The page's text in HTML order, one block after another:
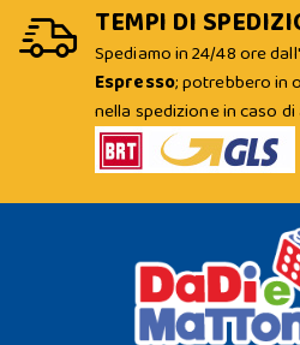
TEMPI DI
Spediamo in 24/48 ore
Espresso; potrebbero in
nella spedizione in caso